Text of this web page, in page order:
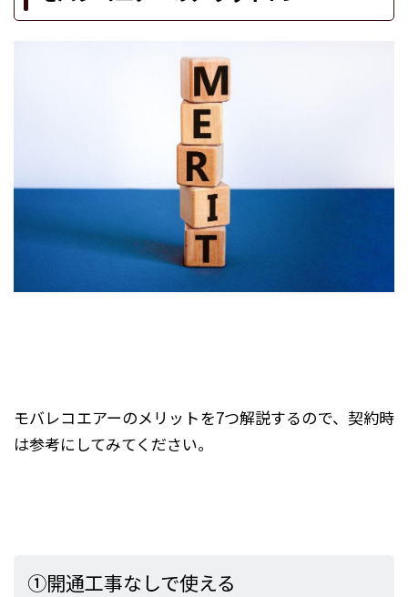
モバレコエアーのメリットを7つ解説するので、契約時
は参考にしてみてください。
①開通工事なしで使える